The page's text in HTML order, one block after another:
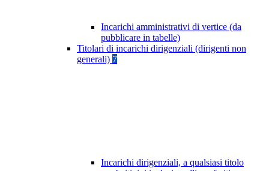
Incarichi amministrativi di vertice (da
pubblicare in tabelle)
Titolari di incarichi dirigenziali (dirigenti non
generali) 7
Incarichi dirigenziali, a qualsiasi titolo